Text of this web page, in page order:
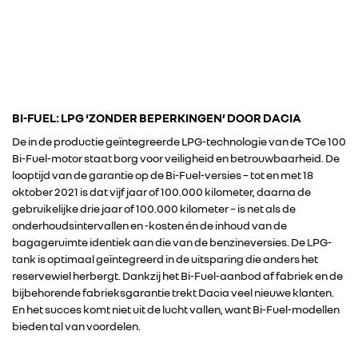
FOTO’S & VIDEO’S
IN DE MEDIA
CONTACT
BI-FUEL: LPG ‘ZONDER BEPERKINGEN’ DOOR DACIA
De in de productie geïntegreerde LPG-technologie van de TCe 100
Bi-Fuel-motor staat borg voor veiligheid en betrouwbaarheid. De
looptijd van de garantie op de Bi-Fuel-versies – tot en met 18
oktober 2021 is dat vijf jaar of 100.000 kilometer, daarna de
gebruikelijke drie jaar of 100.000 kilometer – is net als de
onderhoudsintervallen en -kosten én de inhoud van de
bagageruimte identiek aan die van de benzineversies. De LPG-
tank is optimaal geïntegreerd in de uitsparing die anders het
reservewiel herbergt. Dankzij het Bi-Fuel-aanbod af fabriek en de
bijbehorende fabrieksgarantie trekt Dacia veel nieuwe klanten.
En het succes komt niet uit de lucht vallen, want Bi-Fuel-modellen
bieden tal van voordelen.